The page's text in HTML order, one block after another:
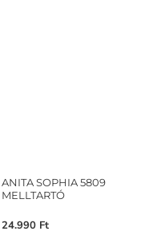
ANITA SOPHIA 5809
MELLTARTÓ
24.990 Ft